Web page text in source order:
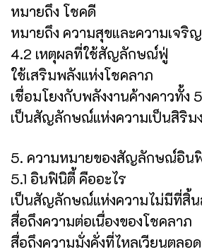
หมายถึง โชคดี
หมายถึง ความสุขและความเจริญ
4.2 เหตุผลที่ใช้สัญลักษณ์ฟู่
ใช้เสริมพลังแห่งโชคลาภ
เชื่อมโยงกับพลังงานค้างคาวทั้ง
เป็นสัญลักษณ์แห่งความเป็นสิริม
5. ความหมายของสัญลักษณ์อิน
5.1 อินฟินิตี้ คืออะไร
เป็นสัญลักษณ์แห่งความไม่มีที่สิ้
สื่อถึงความต่อเนื่องของโชคลาภ
สื่อถึงความมั่งคั่งที่ไหลเวียนตลอด